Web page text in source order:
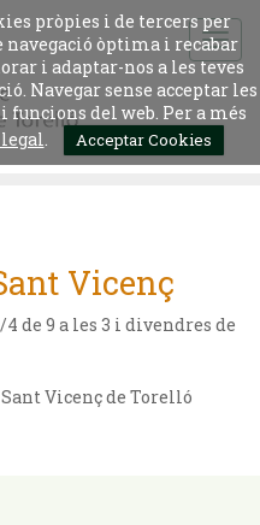
pròpies i de tercers per
òptima i recabar
i adaptar-nos a les teves
Navegar sense acceptar les
del web. Per a més
. Acceptar Cookies
Vicenç
de 9 a les 3 i divendres de
Sant Vicenç de Torelló